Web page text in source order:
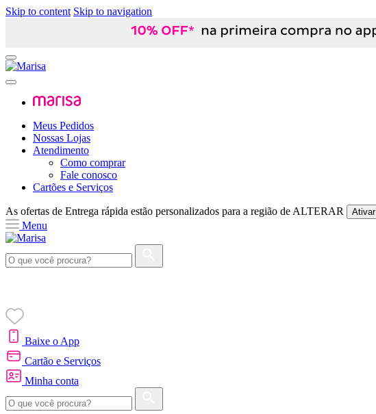
Skip to content Skip to navigation
Meus Pedidos
Nossas Lojas
Atendimento
Como comprar
Fale conosco
Cartões e Serviços
As ofertas de Entrega rápida estão personalizados para a região de ALTERAR Ativar
Menu
Baixe o App
Cartão e Serviços
Minha conta